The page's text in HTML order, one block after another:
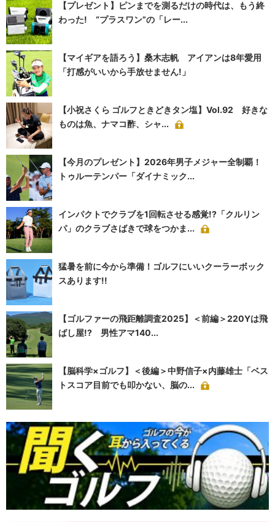
【プレゼント】ピンまでを測るだけの時代は、もう終
わった! “プラスワン”の「レー...
【マイギアを語ろう】桑木志帆 アイアンは8年愛用
「打感がいいから手放せません!」
【小祝さくら ゴルフときどきタン塩】Vol.92 好きな
ものは魚、ナマコ酢、シャ...
【今月のプレゼント】2026年男子メジャー全制覇！
トゥルーテンパー「ダイナミック...
インパクトでクラブを1回転させる感覚!?「クルリン
パ」のクラブさばきで球をつかま...
猛暑を前に今から準備！ゴルフにいいクーラーボック
スあります!!
【ゴルファーの飛距離調査2025】＜前編＞220Yは飛
ばし屋!? 男性アマ140...
【脳科学×ゴルフ】＜後編＞中野信子×内藤雄士「ベス
トスコア目前でも叩かない、脳の...